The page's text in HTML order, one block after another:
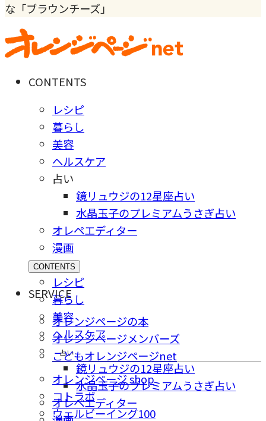
な「ブラウンチーズ」
CONTENTS
レシピ
暮らし
美容
ヘルスケア
占い
鏡リュウジの12星座占い
水晶玉子のプレミアムうさぎ占い
オレペエディター
漫画
CONTENTS
レシピ
暮らし
美容
ヘルスケア
占い
鏡リュウジの12星座占い
水晶玉子のプレミアムうさぎ占い
オレペエディター
SERVICE
オレンジページの本
オレンジページメンバーズ
こどもオレンジページnet
オレンジページ shop
コトラボ
ウェルビーイング100